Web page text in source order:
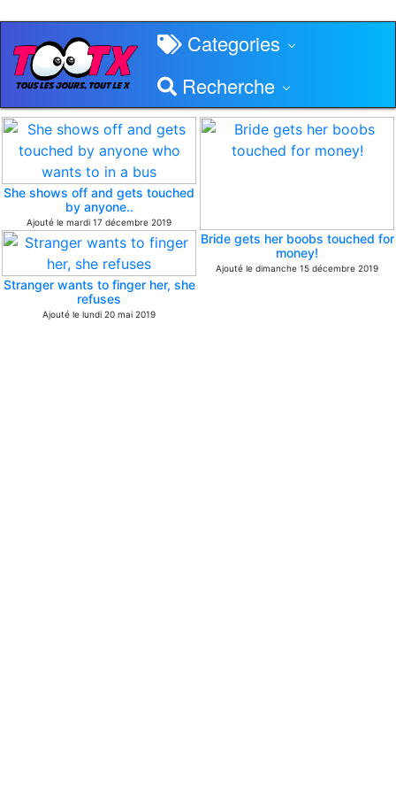
Categories
Recherche
She shows off and gets touched
by anyone..
Ajouté le mardi 17 décembre 2019
Bride gets her boobs touched for
money!
Ajouté le dimanche 15 décembre 2019
Stranger wants to finger her, she
refuses
Ajouté le lundi 20 mai 2019